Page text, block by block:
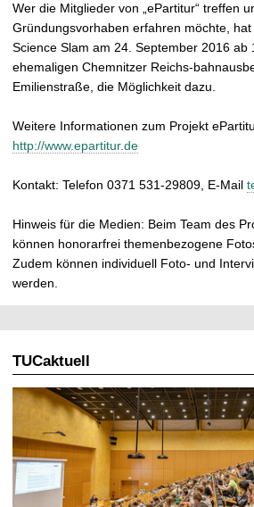
Wer die Mitglieder von „ePartitur“ treffen
Gründungsvorhaben erfahren möchte,
Science Slam am 24. September 2016 ab
ehemaligen Chemnitzer Reichs-
Emilienstraße, die Möglichkeit dazu.
Weitere Informationen zum Projekt
http://www.epartitur.de
Kontakt: Telefon 0371 531-29809, E-Mail
Hinweis für die Medien: Beim Team des
können honorarfrei themenbezogene
Zudem können individuell Foto- und
werden.
TUCaktuell